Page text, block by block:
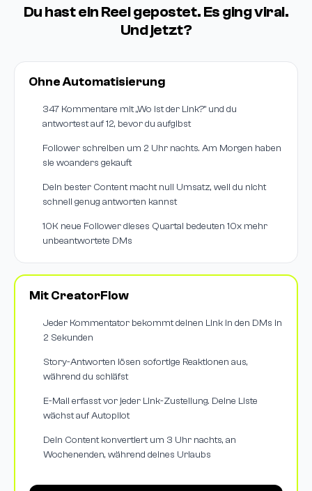
Du hast ein Reel gepostet. Es ging viral.
Und jetzt?
Ohne Automatisierung
347 Kommentare mit „Wo ist der Link?" und du
antwortest auf 12, bevor du aufgibst
Follower schreiben um 2 Uhr nachts. Am Morgen haben
sie woanders gekauft
Dein bester Content macht null Umsatz, weil du nicht
schnell genug antworten kannst
10K neue Follower dieses Quartal bedeuten 10x mehr
unbeantwortete DMs
Mit CreatorFlow
Jeder Kommentator bekommt deinen Link in den DMs in
2 Sekunden
Story-Antworten lösen sofortige Reaktionen aus,
während du schläfst
E-Mail erfasst vor jeder Link-Zustellung. Deine Liste
wächst auf Autopilot
Dein Content konvertiert um 3 Uhr nachts, an
Wochenenden, während deines Urlaubs